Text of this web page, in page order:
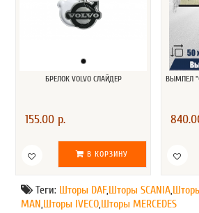
БРЕЛОК VOLVO СЛАЙДЕР
155.00 р.
В КОРЗИНУ
ВЫМПЕЛ
Теги: Шторы DAF,Шторы SCANIA
MAN Шторы IVECO Шторы MERCEDES